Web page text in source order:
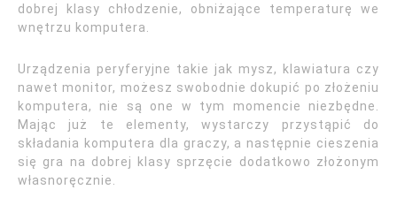
dobrej klasy chłodzenie, obniżające temperaturę we
wnętrzu komputera.
Urządzenia peryferyjne takie jak mysz, klawiatura czy
nawet monitor, możesz swobodnie dokupić po złożeniu
komputera, nie są one w tym momencie niezbędne.
Mając już te elementy, wystarczy przystąpić do
składania komputera dla graczy, a następnie cieszenia
się gra na dobrej klasy sprzęcie dodatkowo złożonym
własnoręcznie.